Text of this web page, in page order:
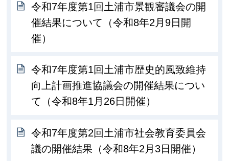
令和7年度第1回土浦市景観審議会の開
催結果について（令和8年2月9日開
催）
令和7年度第1回土浦市歴史的風致維持
向上計画推進協議会の開催結果につい
て（令和8年1月26日開催）
令和7年度第2回土浦市社会教育委員会
議の開催結果（令和8年2月3日開催）